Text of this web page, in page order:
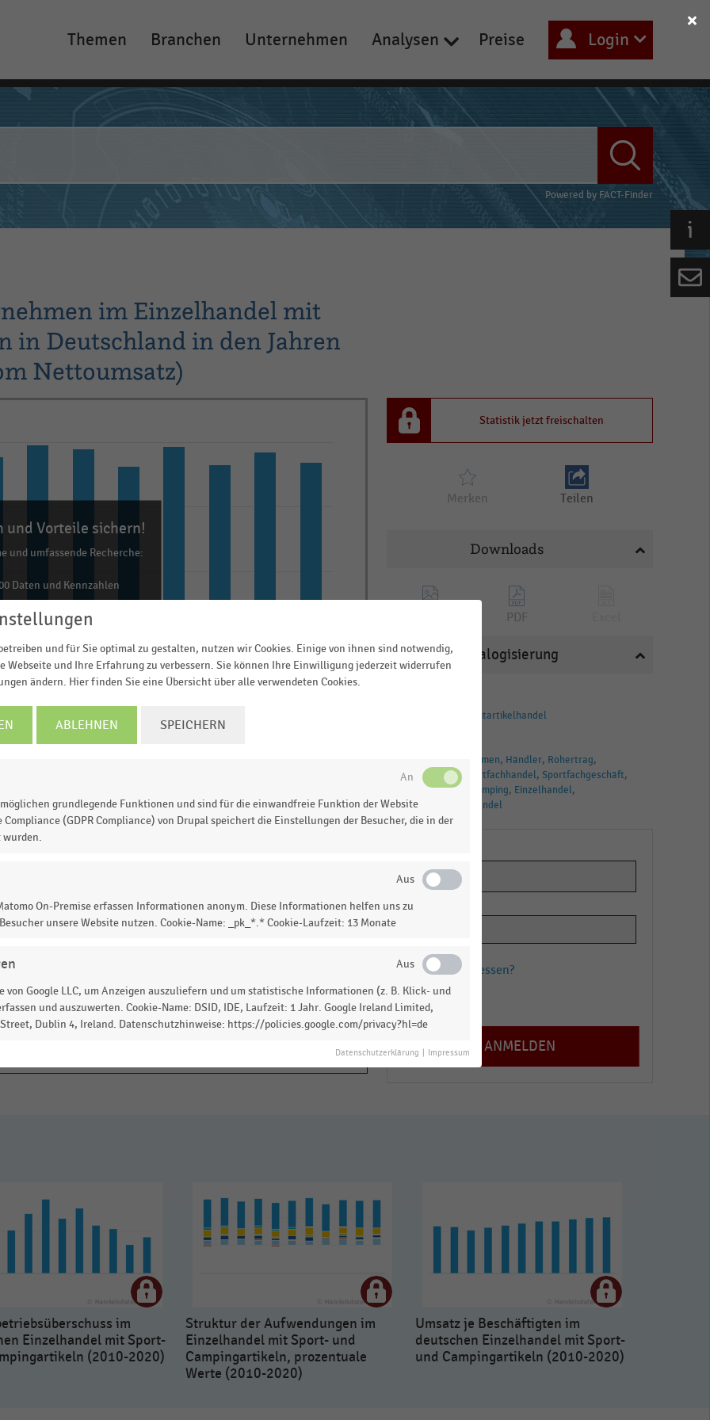
Main
navigation
Themen Branchen Unternehmen Analysen Preise Login
Powered by FACT-Finder
im Einzelhandel mit
in Deutschland in den Jahren
Nettoumsatz)
und Vorteile sichern!
und umfassende Recherche:
Daten und Kennzahlen
Excel, PNG, PDF
INFORMIEREN
im Einzelhandel mit Sport- und
bis 2020 (Anteil am Umsatz). Die Rohertragsquote
Sport- und Campingartikeln lag
2019
Statistik? Jetzt einloggen oder
Statistik jetzt freischalten
Merken Teilen
Downloads
PDF
Katalogisierung
Sport- und Freizeitartikelhandel
Handelsunternehmen Händler Rohertrag
Sportartikel
Sportfachhandel Sportfachgeschäft
Unternehmen
Camping Einzelhandel
Einzelhändler
Handel
Passwort vergessen?
im
Einzelhandel mit Sport-
(2010-2020)
Struktur der Aufwendungen im
Einzelhandel mit Sport- und
Campingartikeln, prozentuale
Werte (2010-2020)
Umsatz je Beschäftigten im
deutschen Einzelhandel mit Sport-
und Campingartikeln (2010-2020)
und für Sie optimal zu gestalten, nutzen wir Cookies. Einige von ihnen sind notwendig,
Webseite und Ihre Erfahrung zu verbessern. Sie können Ihre Einwilligung jederzeit widerrufen
ändern. Hier finden Sie eine Übersicht über alle verwendeten Cookies.
ABLEHNEN SPEICHERN
grundlegende Funktionen und sind für die einwandfreie Funktion der Website
(GDPR Compliance) von Drupal speichert die Einstellungen der Besucher, die in der
wurden.
On-Premise erfassen Informationen anonym. Diese Informationen helfen uns zu
unsere Website nutzen. Cookie-Name: _pk_*.* Cookie-Laufzeit: 13 Monate
von Google LLC, um Anzeigen auszuliefern und um statistische Informationen (z. B. Klick- und
und auszuwerten. Cookie-Name: DSID, IDE, Laufzeit: 1 Jahr. Google Ireland Limited,
Street, Dublin 4, Ireland. Datenschutzhinweise: https://policies.google.com/privacy?hl=de
Datenschutzerklärung Impressum